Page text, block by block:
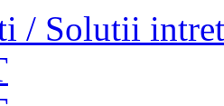
/ Solutii